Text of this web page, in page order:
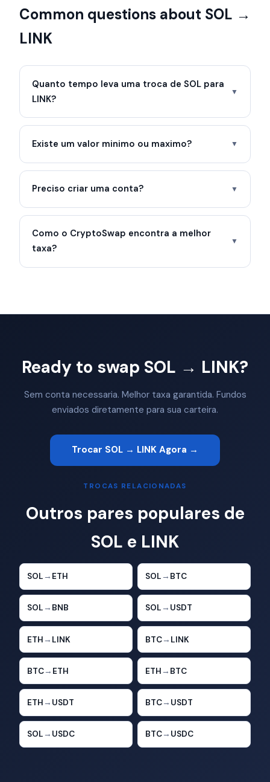
Common questions about SOL →
LINK
Quanto tempo leva uma troca de SOL para
LINK?
▼
Existe um valor minimo ou maximo? ▼
Preciso criar uma conta? ▼
Como o CryptoSwap encontra a melhor
taxa?
▼
Ready to swap SOL → LINK?
Sem conta necessaria. Melhor taxa garantida. Fundos
enviados diretamente para sua carteira.
Trocar SOL → LINK Agora →
TROCAS RELACIONADAS
Outros pares populares de
SOL e LINK
SOL → ETH SOL → BTC
SOL → BNB SOL → USDT
ETH → LINK BTC→ LINK
BTC→ ETH ETH → BTC
ETH → USDT BTC→ USDT
SOL → USDC BTC→ USDC